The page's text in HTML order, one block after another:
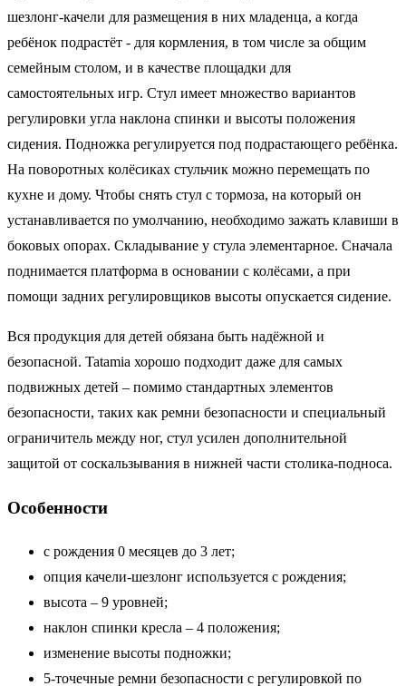
шезлонг-качели для размещения в них младенца, а когда
ребёнок подрастёт - для кормления, в том числе за общим
семейным столом, и в качестве площадки для
самостоятельных игр. Стул имеет множество вариантов
регулировки угла наклона спинки и высоты положения
сидения. Подножка регулируется под подрастающего ребёнка.
На поворотных колёсиках стульчик можно перемещать по
кухне и дому. Чтобы снять стул с тормоза, на который он
устанавливается по умолчанию, необходимо зажать клавиши в
боковых опорах. Складывание у стула элементарное. Сначала
поднимается платформа в основании с колёсами, а при
помощи задних регулировщиков высоты опускается сидение.
Вся продукция для детей обязана быть надёжной и
безопасной. Tatamia хорошо подходит даже для самых
подвижных детей – помимо стандартных элементов
безопасности, таких как ремни безопасности и специальный
ограничитель между ног, стул усилен дополнительной
защитой от соскальзывания в нижней части столика-подноса.
Особенности
с рождения 0 месяцев до 3 лет;
опция качели-шезлонг используется с рождения;
высота – 9 уровней;
наклон спинки кресла – 4 положения;
изменение высоты подножки;
5-точечные ремни безопасности с регулировкой по